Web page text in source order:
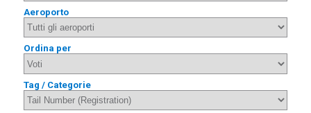
Aeroporto
Ordina per
Tag / Categorie